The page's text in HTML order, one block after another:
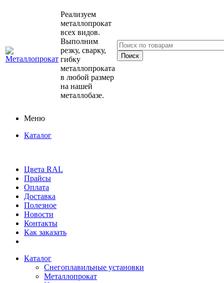
Реализуем
металлопрокат
всех видов.
Выполним
резку, сварку,
гибку
металлопроката
в любой размер
на нашей
металлобазе.
Меню
Каталог
Цвета RAL
Прайсы
Оплата
Доставка
Полезное
Новости
Контакты
Как заказать
Каталог
Снегоплавильные установки
Металлопрокат